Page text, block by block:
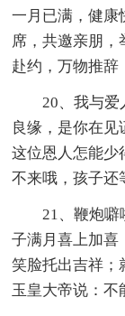
一月已满，健康
席，共邀亲朋
赴约，万物推辞
20、我与
良缘，是你在
这位恩人怎能少
不来哦，孩子还
21、鞭炮
子满月喜上加喜
笑脸托出吉祥；
玉皇大帝说：不